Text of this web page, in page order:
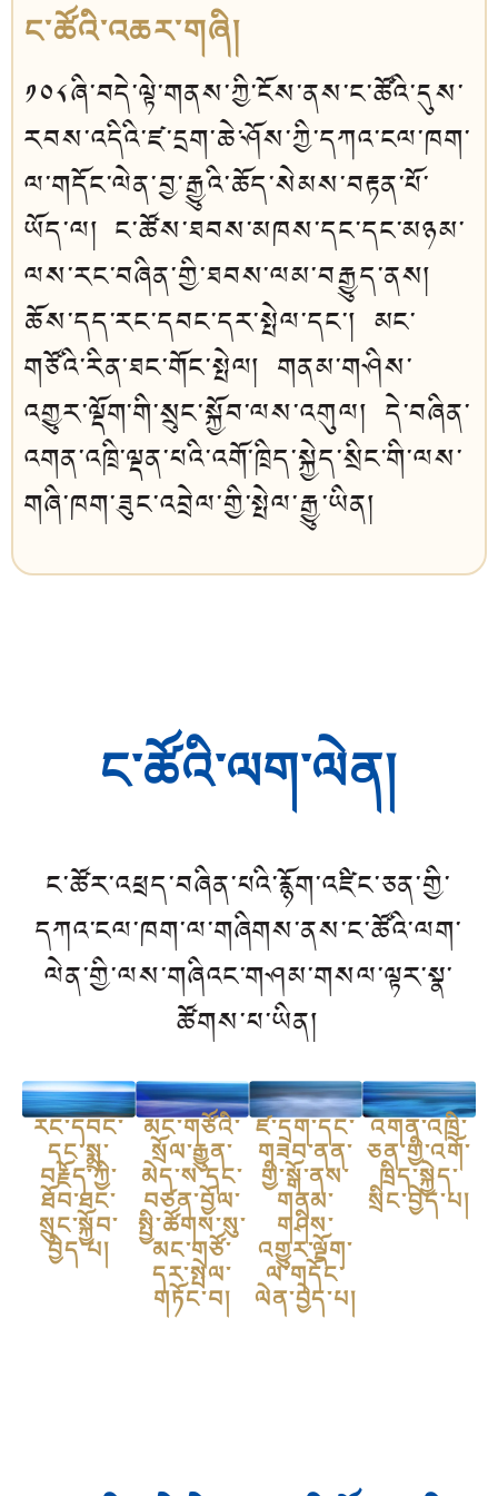
ང་ཚོའི་འཆར་གཞི།
༡༠༨ཞི་བདེ་ལྟེ་གནས་ཀྱི་ངོས་ནས་ང་ཚོའི་དུས་
རབས་འདིའི་ཛ་དྲག་ཆེ་ཤོས་ཀྱི་དཀའ་ངལ་ཁག་
ལ་གདོང་ལེན་བྱ་རྒྱུའི་ཆོད་སེམས་བརྟན་པོ་
ཡོད་ལ། ང་ཚོས་ཐབས་མཁས་དང་དང་མཉམ་
ལས་རང་བཞིན་གྱི་ཐབས་ལམ་བརྒྱུད་ནས།
ཆོས་དད་རང་དབང་དར་སྤེལ་དང་། མང་
གཙོའི་རིན་ཐང་གོང་སྤེལ། གནམ་གཤིས་
འགྱུར་ལྡོག་གི་སྲུང་སྐྱོབ་ལས་འགུལ། དེ་བཞིན་
འགན་འཁྲི་ལྡན་པའི་འགོ་ཁྲིད་སྐྱེད་སྲིང་གི་ལས་
གཞི་ཁག་ཟུང་འབྲེལ་གྱི་སྤེལ་རྒྱུ་ཡིན།
ང་ཚོའི་ལག་ལེན།
ང་ཚོར་འཕྲད་བཞིན་པའི་རྙོག་འཛིང་ཅན་གྱི་
དཀའ་ངལ་ཁག་ལ་གཞིགས་ནས་ང་ཚོའི་ལག་
ལེན་གྱི་ལས་གཞིའང་གཤམ་གསལ་ལྟར་སྣ་
ཚོགས་པ་ཡིན།
རང་དབང་
དང་སྨྲ་
བརྗོད་ཀྱི་
ཐོབ་ཐང་
སྲུང་སྐྱོབ་
བྱེད་པ།
མང་གཙོའི་
སྲོལ་རྒྱུན་
མེད་ས་དང་
བཙན་བྱོལ་
སྤྱི་ཚོགས་སུ་
མང་གཙོ་
དར་སྤེལ་
གཏོང་བ།
ཛ་དྲག་དང་
གཟབ་ནན་
གྱི་སྒོ་ནས་
གནམ་
གཤིས་
འགྱུར་ལྡོག་
ལ་གདོང་
ལེན་བྱེད་པ།
འགན་འཁྲི་
ཅན་གྱི་འགོ་
ཁྲིད་སྐྱེད་
སྲིང་བྱེད་པ།